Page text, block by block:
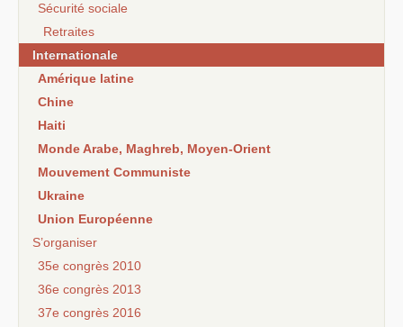
Sécurité sociale
Retraites
Internationale
Amérique latine
Chine
Haiti
Monde Arabe, Maghreb, Moyen-Orient
Mouvement Communiste
Ukraine
Union Européenne
S’organiser
35e congrès 2010
36e congrès 2013
37e congrès 2016